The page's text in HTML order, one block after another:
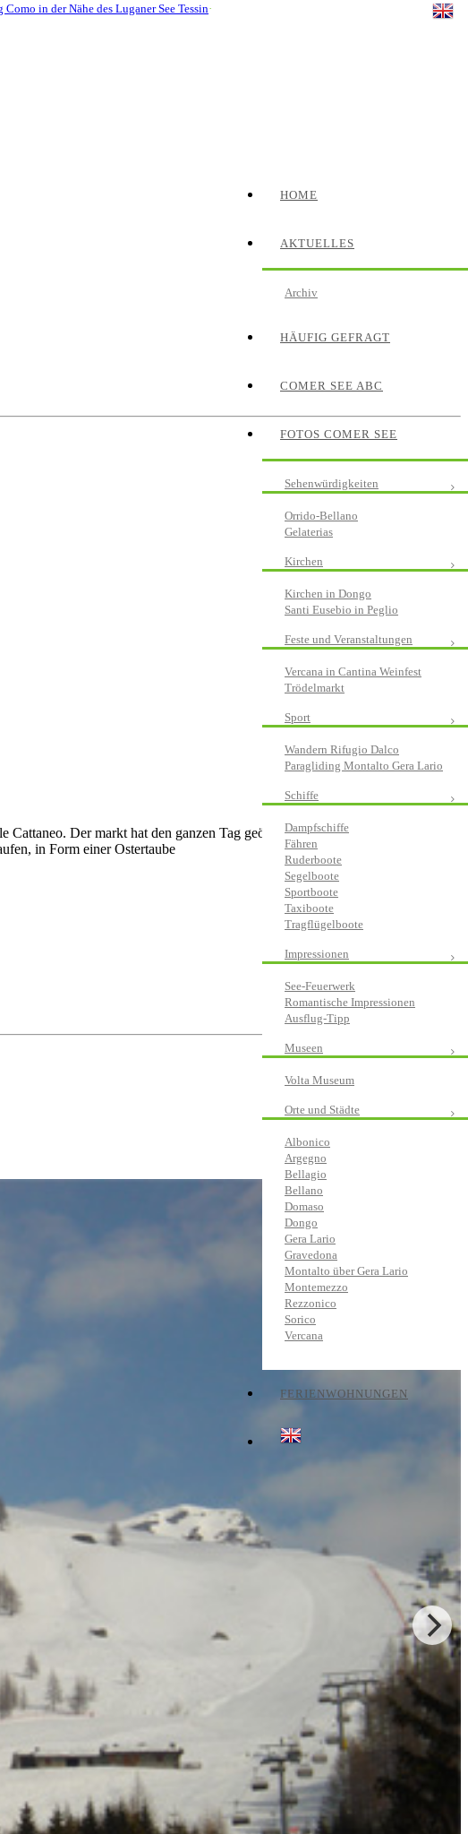
Como in der Nähe des Luganer See Tessin·
HOME
AKTUELLES
Archiv
HÄUFIG GEFRAGT
COMER SEE ABC
FOTOS COMER SEE
Sehenwürdigkeiten
Orrido-Bellano
Gelaterias
Kirchen
Kirchen in Dongo
Santi Eusebio in Peglio
Feste und Veranstaltungen
Vercana in Cantina Weinfest
Trödelmarkt
Sport
Wandern Rifugio Dalco
Paragliding Montalto Gera Lario
Schiffe
Dampfschiffe
Fähren
Ruderboote
Segelboote
Sportboote
Taxiboote
Tragflügelboote
Impressionen
See-Feuerwerk
Romantische Impressionen
Ausflug-Tipp
Museen
Volta Museum
Orte und Städte
Albonico
Argegno
Bellagio
Bellano
Domaso
Dongo
Gera Lario
Gravedona
Montalto über Gera Lario
Montemezzo
Rezzonico
Sorico
Vercana
FERIENWOHNUNGEN
Comer See-Tourismus-Datenbank. Sollten Sie Fragen oder Anregungen
Cattaneo. Der markt hat den ganzen Tag geöffnet (Info: 031/252501)
in Form einer Ostertaube